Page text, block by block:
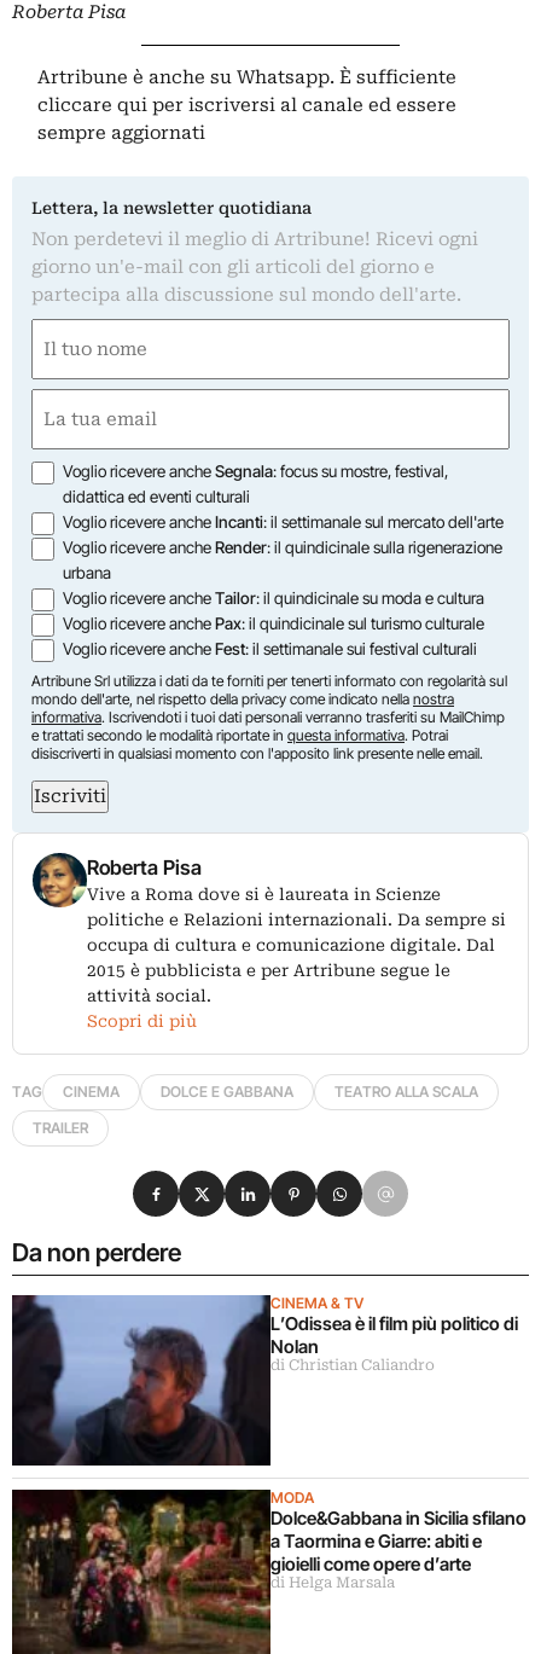
Roberta Pisa
Artribune è anche su Whatsapp. È sufficiente
cliccare qui per iscriversi al canale ed essere
sempre aggiornati
Lettera, la newsletter quotidiana
Non perdetevi il meglio di Artribune! Ricevi ogni
giorno un'e-mail con gli articoli del giorno e
partecipa alla discussione sul mondo dell'arte.
(Required)
First
(Required)
Opzioni
Voglio ricevere ancheSegnala: focus su mostre, festival,
didattica ed eventi culturali
Voglio ricevere ancheIncanti: il settimanale sul mercato dell'arte
Voglio ricevere ancheRender: il quindicinale sulla rigenerazione
urbana
Voglio ricevere ancheTailor: il quindicinale su moda e cultura
Voglio ricevere anchePax: il quindicinale sul turismo culturale
Voglio ricevere ancheFest: il settimanale sui festival culturali
Artribune Srl utilizza i dati da te forniti per tenerti informato con regolarità sul
mondo dell'arte, nel rispetto della privacy come indicato nella nostra
informativa. Iscrivendoti i tuoi dati personali verranno trasferiti su MailChimp
e trattati secondo le modalità riportate in questa informativa. Potrai
disiscriverti in qualsiasi momento con l'apposito link presente nelle email.
Iscriviti
Roberta Pisa
Vive a Roma dove si è laureata in Scienze
politiche e Relazioni internazionali. Da sempre si
occupa di cultura e comunicazione digitale. Dal
2015 è pubblicista e per Artribune segue le
attività social.
Scopri di più
TAG CINEMA DOLCE E GABBANA
TEATRO ALLA SCALA
TRAILER
Da non perdere
CINEMA & TV
L’Odissea è il film più politico di
Nolan
di Christian Caliandro
MODA
Dolce&Gabbana in Sicilia sfilano
a Taormina e Giarre: abiti e
gioielli come opere d’arte
di Helga Marsala
Condividi su Facebook
Condividi su X
Condividi su LinkedIn
Condividi su Pinterest
Condividi su WhatsApp
Condividi su Email